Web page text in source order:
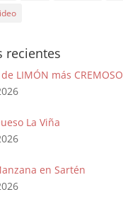
recientes
de LIMÓN más CREMOSO
La Viña
en Sartén